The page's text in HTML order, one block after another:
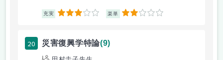
充実 3 楽単 2
20 災害復興学特論(9)